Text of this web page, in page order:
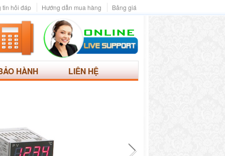
Bảng giá
Hướng dẫn mua hàng
tin hỏi đáp
HÀNH LIÊN HỆ